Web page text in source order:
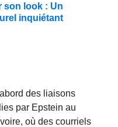
son look : Un
inquiétant
des liaisons
par Epstein au
où des courriels